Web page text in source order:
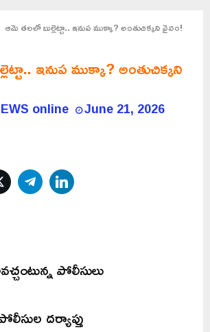
ఆమె తలలో బుల్లెట్టా.. ఇనుప ముక్కా? అంతుచిక్కని వైనం!
ఇనుప ముక్కా? అంతుచిక్కని
online June 21, 2026
TwitterTelegram
పోలీసులు
దర్యాప్తు